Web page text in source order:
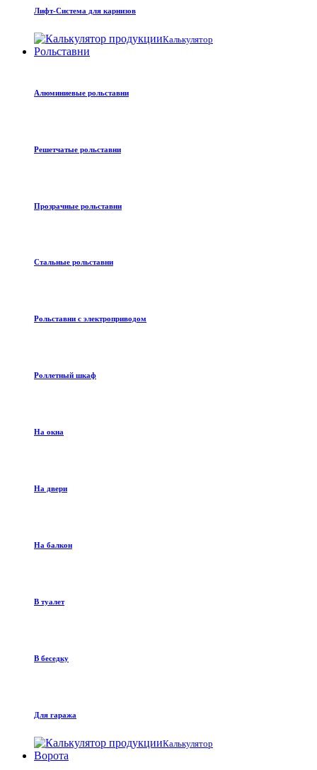
Лифт-Система для карнизов
Калькулятор
Рольставни
Алюминиевые рольставни
Решетчатые рольставни
Прозрачные рольставни
Стальные рольставни
Рольставни с электроприводом
Роллетный шкаф
На окна
На двери
На балкон
В туалет
В беседку
Для гаража
Калькулятор
Ворота